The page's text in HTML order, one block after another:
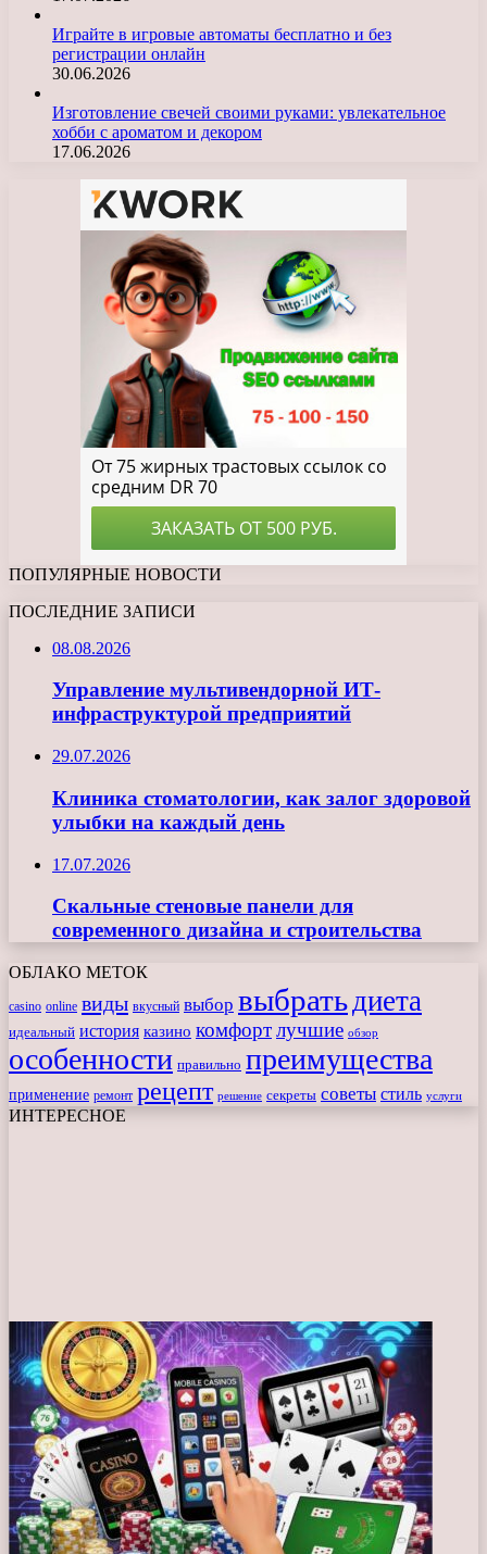
Играйте в игровые автоматы бесплатно и без
регистрации онлайн
30.06.2026
Изготовление свечей своими руками: увлекательное
хобби с ароматом и декором
17.06.2026
ПОПУЛЯРНЫЕ НОВОСТИ
ПОСЛЕДНИЕ ЗАПИСИ
08.08.2026
Управление мультивендорной ИТ-
инфраструктурой предприятий
29.07.2026
Клиника стоматологии, как залог здоровой
улыбки на каждый день
17.07.2026
Скальные стеновые панели для
современного дизайна и строительства
ОБЛАКО МЕТОК
casino online виды вкусный выбор выбратьдиета
идеальный история казино комфортлучшие обзор
особенности правильно преимущества
применение ремонт рецепт решение секреты советы стиль услуги
ИНТЕРЕСНОЕ